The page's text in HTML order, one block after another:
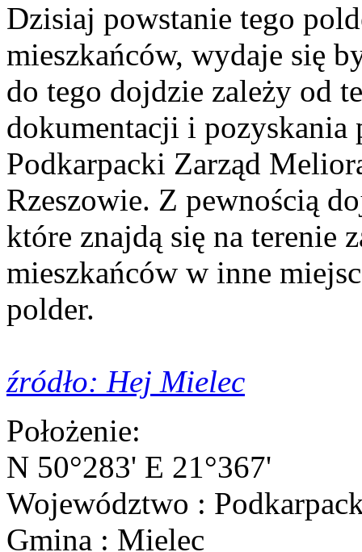
Dzisiaj powstanie tego
mieszkańców, wydaje się
do tego dojdzie zależy od
dokumentacji i pozyskania
Podkarpacki Zarząd
Rzeszowie. Z pewnością
które znajdą się na terenie
mieszkańców w inne
polder.
źródło: Hej Mielec
Położenie:
N 50°283' E 21°367'
Województwo :
Gmina : Mielec